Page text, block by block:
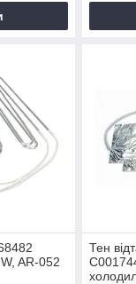
AR-052
Тен